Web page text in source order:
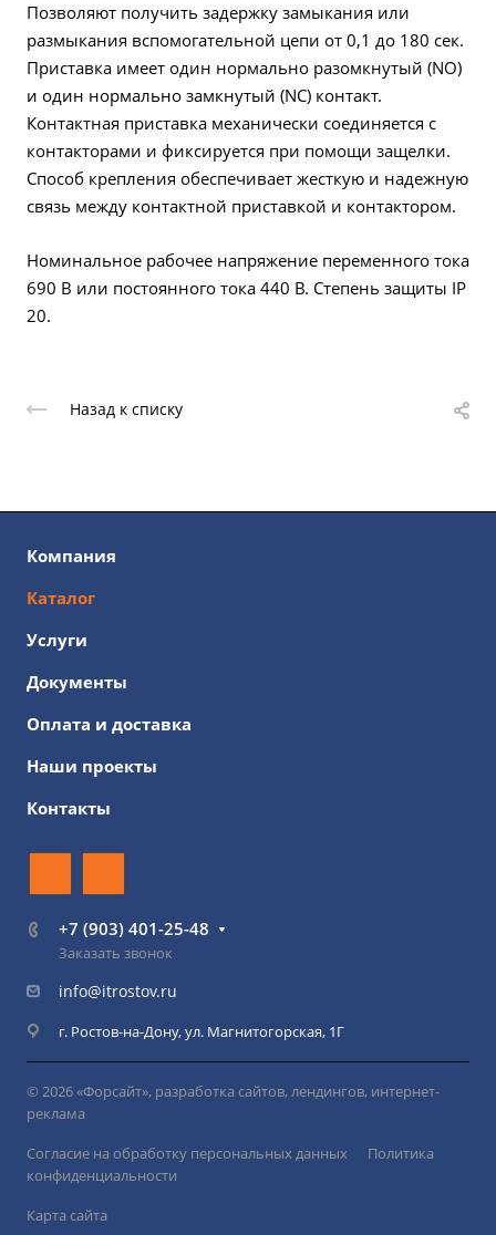
Позволяют получить задержку замыкания или
размыкания вспомогательной цепи от 0,1 до 180 сек.
Приставка имеет один нормально разомкнутый (NO)
и один нормально замкнутый (NC) контакт.
Контактная приставка механически соединяется с
контакторами и фиксируется при помощи защелки.
Способ крепления обеспечивает жесткую и надежную
связь между контактной приставкой и контактором.
Номинальное рабочее напряжение переменного тока
690 В или постоянного тока 440 В. Степень защиты IP
20.
Назад к списку
Компания
Каталог
Услуги
Документы
Оплата и доставка
Наши проекты
Контакты
+7 (903) 401-25-48
Заказать звонок
info@itrostov.ru
г. Ростов-на-Дону, ул. Магнитогорская, 1Г
© 2026 «Форсайт», разработка сайтов, лендингов, интернет-
реклама
Согласие на обработку персональных данных
Политика
конфиденциальности
Карта сайта